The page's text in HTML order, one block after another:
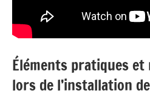
Éléments pratiques
lors de l’installation de